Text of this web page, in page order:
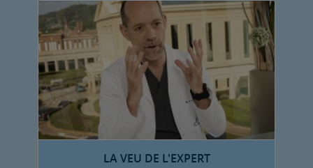
LA VEU DE L'EXPERT